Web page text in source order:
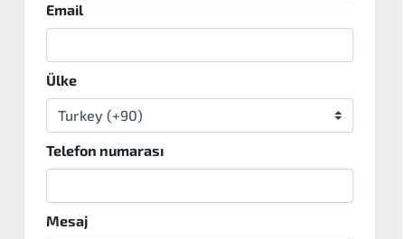
Email
Ülke
Telefon numarası
Mesaj